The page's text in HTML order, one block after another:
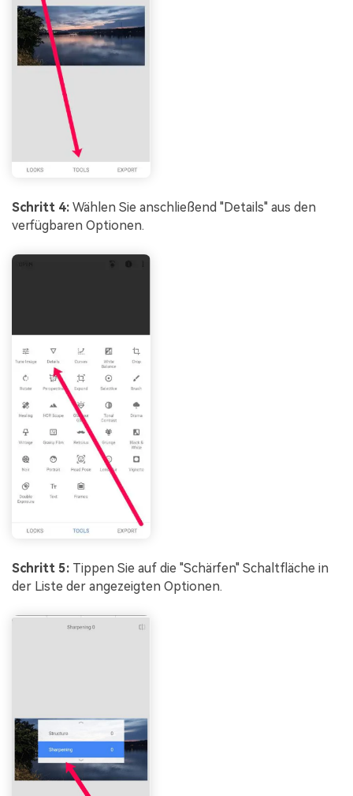
Schritt 4: Wählen Sie anschließend "Details" aus den
verfügbaren Optionen.
Schritt 5: Tippen Sie auf die "Schärfen" Schaltfläche in
der Liste der angezeigten Optionen.